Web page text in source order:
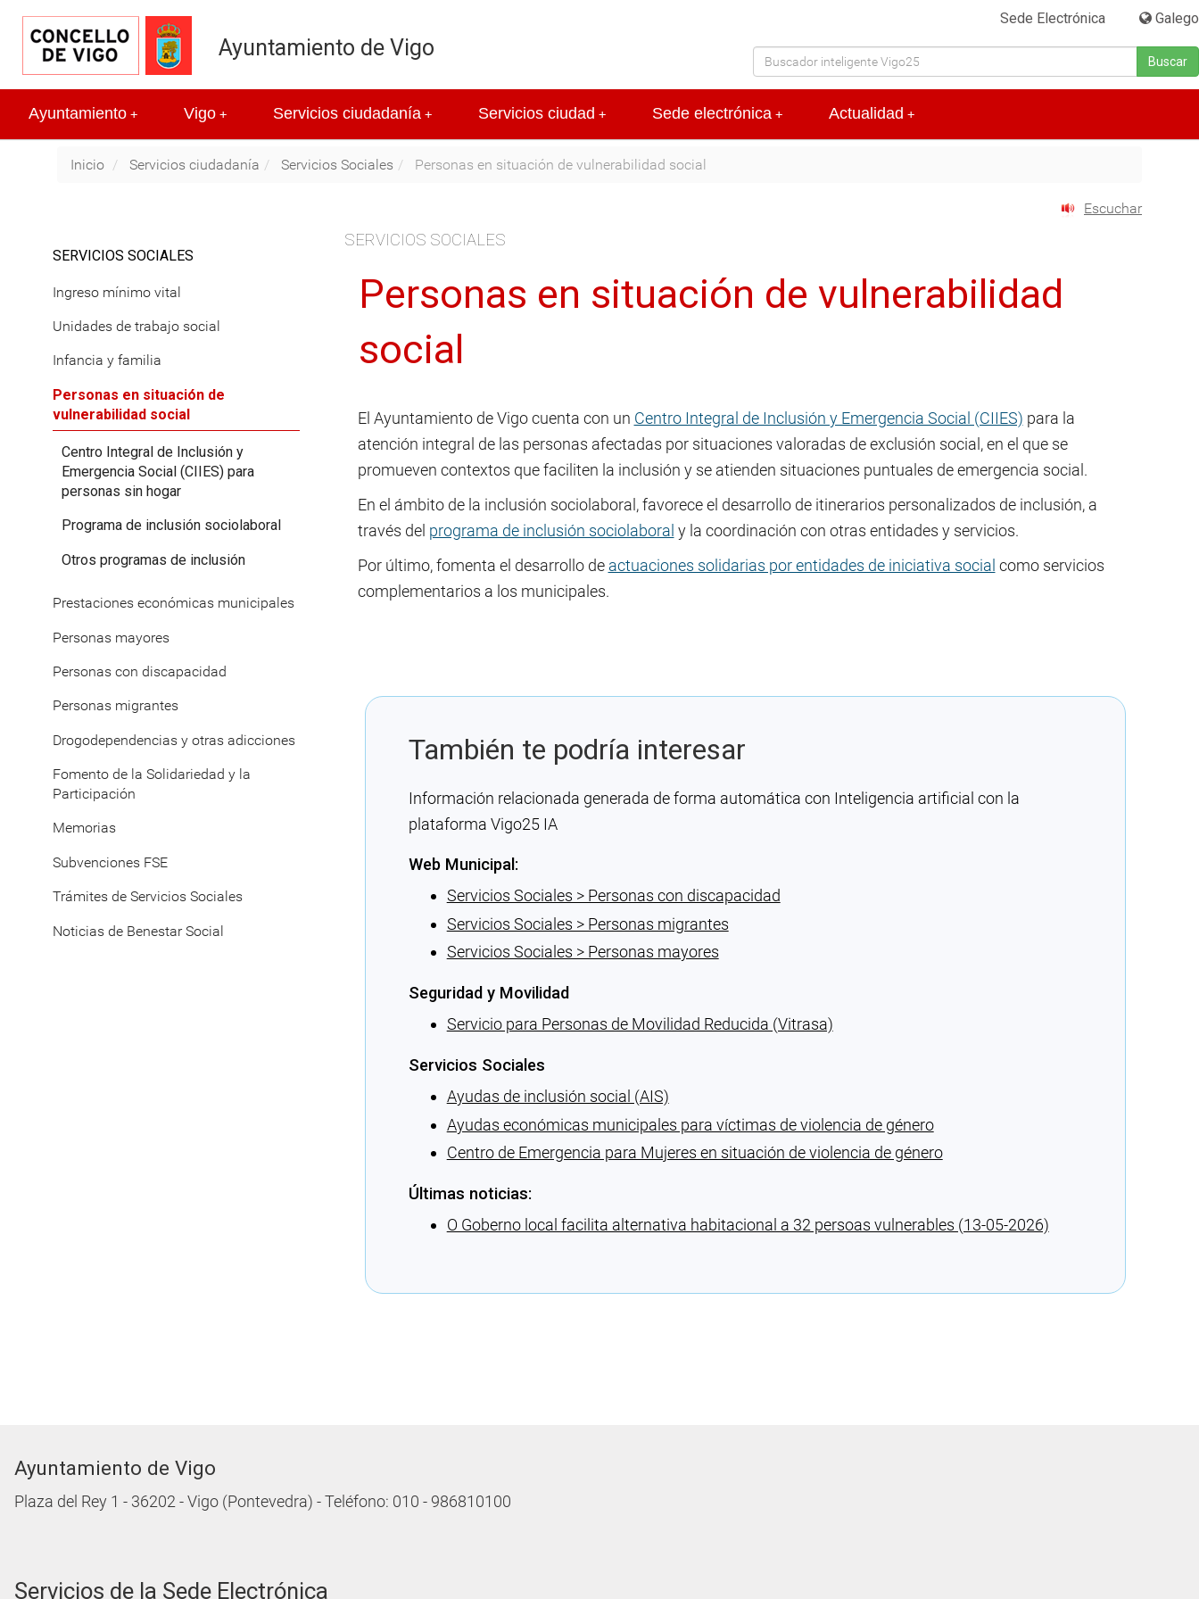
Sede Electrónica Galego
Buscar
Ayuntamiento de Vigo
+
Ayuntamiento +
Vigo +
Servicios ciudadanía +
Servicios ciudad +
Sede electrónica +
Actualidad
Inicio Servicios ciudadanía Servicios Sociales Personas en situación de vulnerabilidad social
Escuchar
SERVICIOS SOCIALES
Personas en situación de vulnerabilidad
social
El Ayuntamiento de Vigo cuenta con un Centro Integral de Inclusión y Emergencia Social (CIIES) para la
atención integral de las personas afectadas por situaciones valoradas de exclusión social, en el que se
promueven contextos que faciliten la inclusión y se atienden situaciones puntuales de emergencia social.
En el ámbito de la inclusión sociolaboral, favorece el desarrollo de itinerarios personalizados de inclusión, a
través del programa de inclusión sociolaboral y la coordinación con otras entidades y servicios.
Por último, fomenta el desarrollo de actuaciones solidarias por entidades de iniciativa social como servicios
complementarios a los municipales.
También te podría interesar
Información relacionada generada de forma automática con Inteligencia artificial con la
plataforma Vigo25 IA
Web Municipal:
Servicios Sociales > Personas con discapacidad
Servicios Sociales > Personas migrantes
Servicios Sociales > Personas mayores
Seguridad y Movilidad
Servicio para Personas de Movilidad Reducida (Vitrasa)
Servicios Sociales
Ayudas de inclusión social (AIS)
Ayudas económicas municipales para víctimas de violencia de género
Centro de Emergencia para Mujeres en situación de violencia de género
Últimas noticias:
O Goberno local facilita alternativa habitacional a 32 persoas vulnerables (13-05-2026)
SERVICIOS SOCIALES
Ingreso mínimo vital
Unidades de trabajo social
Infancia y familia
Personas en situación de
vulnerabilidad social
Centro Integral de Inclusión y
Emergencia Social (CIIES) para
personas sin hogar
Programa de inclusión sociolaboral
Otros programas de inclusión
Prestaciones económicas municipales
Personas mayores
Personas con discapacidad
Personas migrantes
Drogodependencias y otras adicciones
Fomento de la Solidariedad y la
Participación
Memorias
Subvenciones FSE
Trámites de Servicios Sociales
Noticias de Benestar Social
Ayuntamiento de Vigo
Plaza del Rey 1 - 36202 - Vigo (Pontevedra) - Teléfono: 010 - 986810100
Servicios de la Sede Electrónica